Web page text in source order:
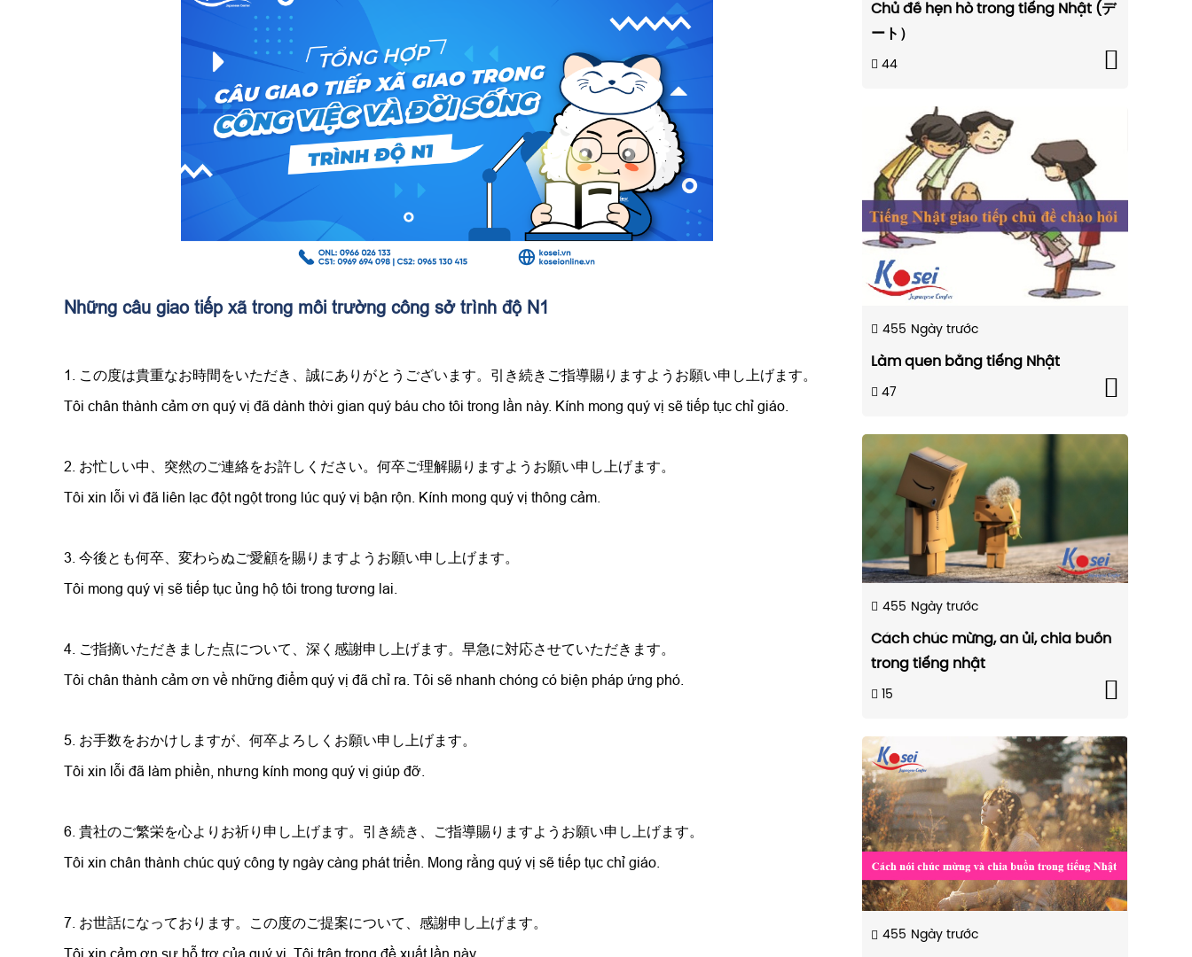
Những câu giao tiếp xã trong môi trường công sở trình độ N1
1. この度は貴重なお時間をいただき、誠にありがとうございます。引き続きご指導賜りますようお願い申し上げます。
Tôi chân thành cảm ơn quý vị đã dành thời gian quý báu cho tôi trong lần này. Kính mong quý vị sẽ tiếp tục chỉ giáo.
2. お忙しい中、突然のご連絡をお許しください。何卒ご理解賜りますようお願い申し上げます。
Tôi xin lỗi vì đã liên lạc đột ngột trong lúc quý vị bận rộn. Kính mong quý vị thông cảm.
3. 今後とも何卒、変わらぬご愛顧を賜りますようお願い申し上げます。
Tôi mong quý vị sẽ tiếp tục ủng hộ tôi trong tương lai.
4. ご指摘いただきました点について、深く感謝申し上げます。早急に対応させていただきます。
Tôi chân thành cảm ơn về những điểm quý vị đã chỉ ra. Tôi sẽ nhanh chóng có biện pháp ứng phó.
5. お手数をおかけしますが、何卒よろしくお願い申し上げます。
Tôi xin lỗi đã làm phiền, nhưng kính mong quý vị giúp đỡ.
6. 貴社のご繁栄を心よりお祈り申し上げます。引き続き、ご指導賜りますようお願い申し上げます。
Tôi xin chân thành chúc quý công ty ngày càng phát triển. Mong rằng quý vị sẽ tiếp tục chỉ giáo.
7. お世話になっております。この度のご提案について、感謝申し上げます。
Tôi xin cảm ơn sự hỗ trợ của quý vị. Tôi trân trọng đề xuất lần này.
Chủ đề hẹn hò trong tiếng Nhật (デ
ート）
44
455 Ngày trước
Làm quen bằng tiếng Nhật
47
455 Ngày trước
Cách chúc mừng, an ủi, chia buồn
trong tiếng nhật
15
455 Ngày trước